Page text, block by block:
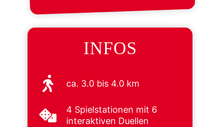
INFOS
ca. 3.0 bis 4.0 km
4 Spielstationen mit 6
interaktiven Duellen